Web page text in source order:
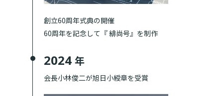
創立60周年式典の開催
60周年を記念して『 緋尚号』を制作
2024 年
会長小林俊二が旭日小綬章を受賞